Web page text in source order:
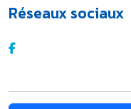
Réseaux sociaux